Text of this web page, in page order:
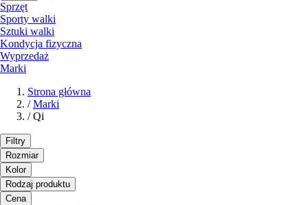
Sprzęt
Sporty walki
Sztuki walki
Kondycja fizyczna
Wyprzedaż
Marki
Strona główna
/ Marki
/ Qi
Filtry
Rozmiar
Kolor
Rodzaj produktu
Cena